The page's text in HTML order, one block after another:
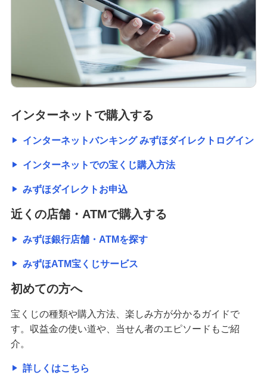
インターネットで購入する
インターネットバンキング みずほダイレクトログイン
インターネットでの宝くじ購入方法
みずほダイレクトお申込
近くの店舗・ATMで購入する
みずほ銀行店舗・ATMを探す
みずほATM宝くじサービス
初めての方へ
宝くじの種類や購入方法、楽しみ方が分かるガイドで
す。収益金の使い道や、当せん者のエピソードもご紹
介。
詳しくはこちら